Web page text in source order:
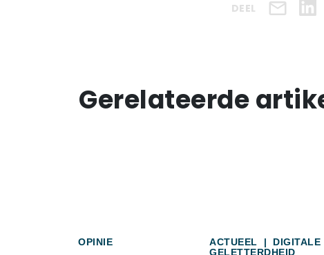
DEEL
Gerelateerde
OPINIE ACTUEEL |
DIGITALE
GELETTERDHEID